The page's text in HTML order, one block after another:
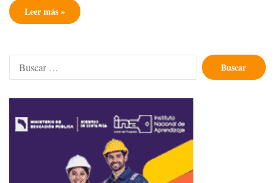
Leer más »
Buscar: